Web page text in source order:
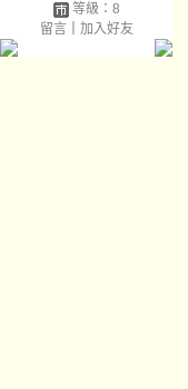
等級：8
留言｜ 加入好友